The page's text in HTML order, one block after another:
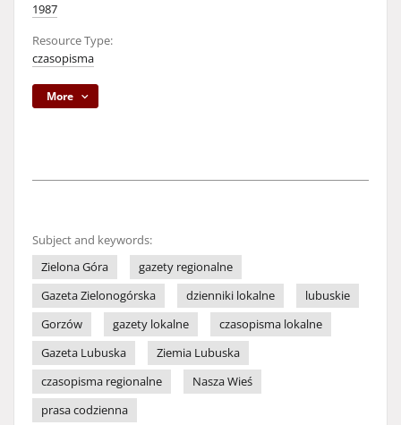
1987
Resource Type:
czasopisma
More
Subject and keywords:
Zielona Góra
gazety regionalne
Gazeta Zielonogórska
dzienniki lokalne
lubuskie
Gorzów
gazety lokalne
czasopisma lokalne
Gazeta Lubuska
Ziemia Lubuska
czasopisma regionalne
Nasza Wieś
prasa codzienna